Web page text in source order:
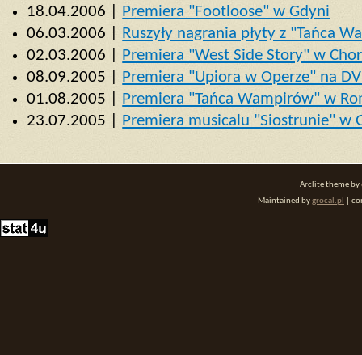
18.04.2006 | Premiera "Footloose" w Gdyni
06.03.2006 | Ruszyły nagrania płyty z "Tańca
02.03.2006 | Premiera "West Side Story" w
08.09.2005 | Premiera "Upiora w Operze" na
01.08.2005 | Premiera "Tańca Wampirów" w
23.07.2005 | Premiera musicalu "Siostrunie" w
Arclite theme by
Maintained bygrocal.pl |